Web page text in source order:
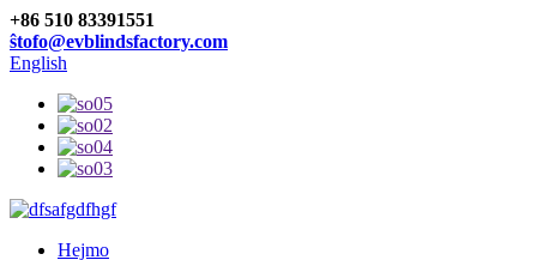
+86 510 83391551
ŝtofo@evblindsfactory.com
English
Hejmo